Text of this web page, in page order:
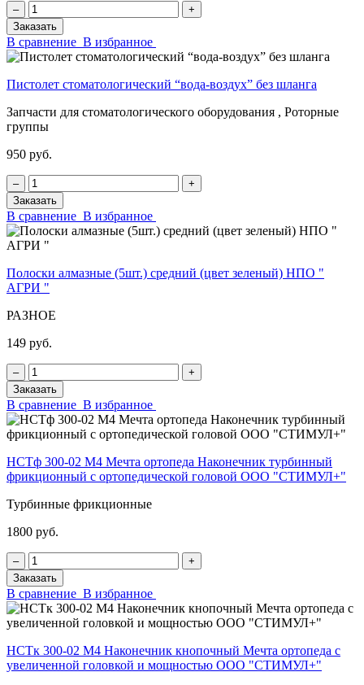
‒
+
Заказать
В сравнение В избранное
Пистолет стоматологический “вода-воздух” без шланга
Запчасти для стоматологического оборудования , Роторные
группы
950 руб.
‒
+
Заказать
В сравнение В избранное
Полоски алмазные (5шт.) средний (цвет зеленый) НПО "
АГРИ "
РАЗНОЕ
149 руб.
‒
+
Заказать
В сравнение В избранное
НСТф 300-02 М4 Мечта ортопеда Наконечник турбинный
фрикционный с ортопедической головой ООО "СТИМУЛ+"
Турбинные фрикционные
1800 руб.
‒
+
Заказать
В сравнение В избранное
НСТк 300-02 М4 Наконечник кнопочный Мечта ортопеда с
увеличенной головкой и мощностью ООО "СТИМУЛ+"